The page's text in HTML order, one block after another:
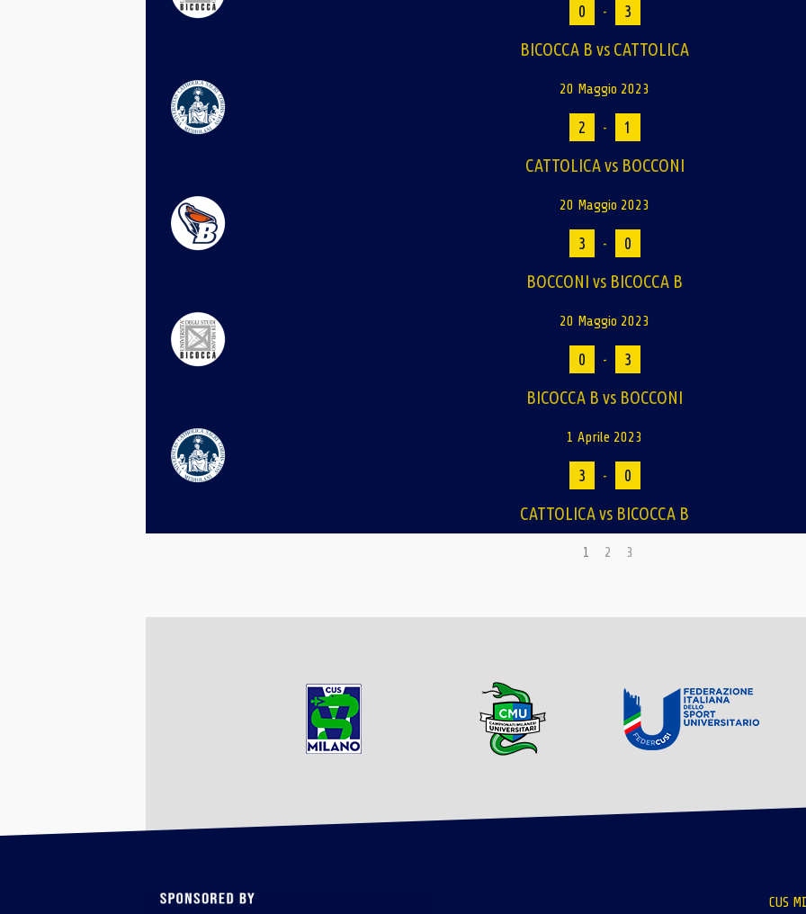
0 - 3
BICOCCA B vs CATTOLICA
20 Maggio 2023
2 - 1
CATTOLICA vs BOCCONI
20 Maggio 2023
3 - 0
BOCCONI vs BICOCCA B
20 Maggio 2023
0 - 3
BICOCCA B vs BOCCONI
1 Aprile 2023
3 - 0
CATTOLICA vs BICOCCA B
1 2 3
CUS